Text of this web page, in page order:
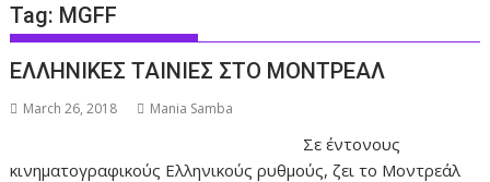
Tag: MGFF
ΕΛΛΗΝΙΚΕΣ ΤΑΙΝΙΕΣ ΣΤΟ ΜΟΝΤΡΕΑΛ
March 26, 2018 Mania Samba
Σε έντονους
κινηματογραφικούς Ελληνικούς ρυθμούς, ζει το Μοντρεάλ